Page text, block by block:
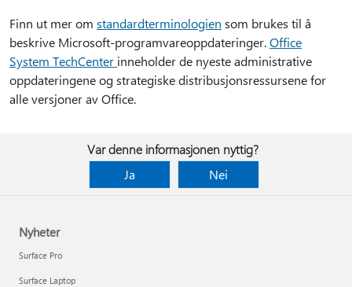
Finn ut mer om standardterminologien som brukes til å
beskrive Microsoft-programvareoppdateringer.Office
System TechCenter inneholder de nyeste administrative
oppdateringene og strategiske distribusjonsressursene for
alle versjoner av Office.
Var denne informasjonen nyttig?
Ja
Nei
Nyheter
Surface Pro
Surface Laptop